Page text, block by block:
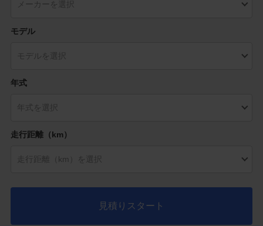
モデル
年式
走行距離（km）
見積りスタート